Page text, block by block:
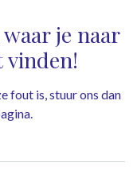
je naar
vinden!
fout is, stuur ons dan
.